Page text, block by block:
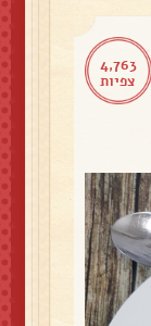
4,763
צפיות